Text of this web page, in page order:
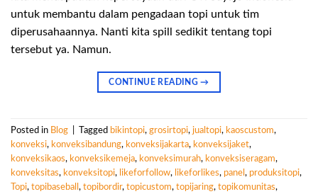
untuk membantu dalam pengadaan topi untuk tim
diperusahaannya. Nanti kita spill sedikit tentang topi
tersebut ya. Namun.
CONTINUE READING→
Posted in Blog Tagged bikintopi, grosirtopi, jualtopi, kaoscustom,
konveksi, konveksibandung, konveksijakarta, konveksijaket,
konveksikaos, konveksikemeja, konveksimurah, konveksiseragam,
konveksitas, konveksitopi, likeforfollow, likeforlikes, panel , produksitopi,
Topi, topibaseball , topibordir, topicustom, topijaring, topikomunitas,